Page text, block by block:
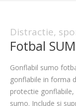
Distractie,
Fotbal
Gonflabil sumo
gonflabile in forma
protectie
sumo. Include si